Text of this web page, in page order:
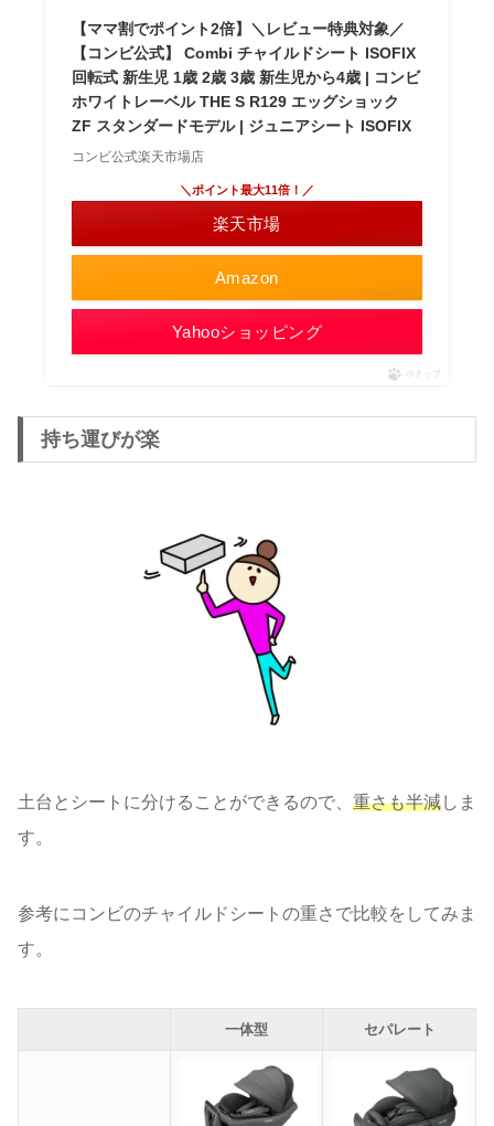
【ママ割でポイント2倍】＼レビュー特典対象／
【コンビ公式】 Combi チャイルドシート ISOFIX
回転式 新生児 1歳 2歳 3歳 新生児から4歳 | コンビ
ホワイトレーベル THE S R129 エッグショック
ZF スタンダードモデル | ジュニアシート ISOFIX
コンビ公式楽天市場店
Amazon
＼ポイント最大11倍！／
楽天市場
Yahooショッピング
ポチップ
持ち運びが楽
土台とシートに分けることができるので、 重さも半減しま
す。
参考にコンビのチャイルドシートの重さで比較をしてみま
す。
一体型 セパレート